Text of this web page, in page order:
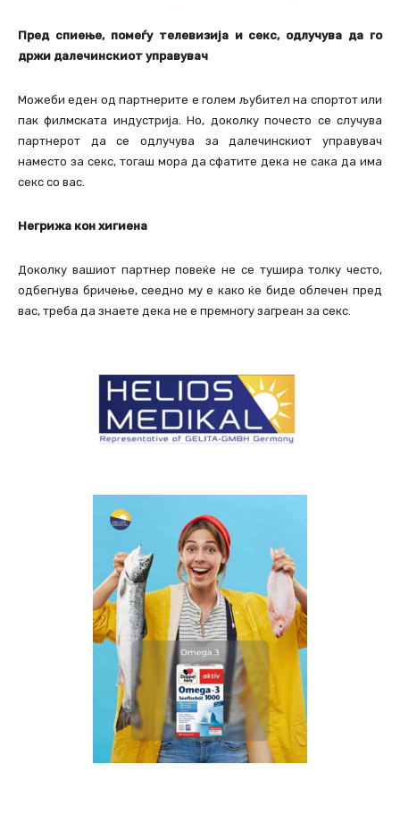
Пред спиење, помеѓу телевизија и секс, одлучува да го
држи далечинскиот управувач
Можеби еден од партнерите е голем љубител на спортот или
пак филмската индустрија. Но, доколку почесто се случува
партнерот да се одлучува за далечинскиот управувач
наместо за секс, тогаш мора да сфатите дека не сака да има
секс со вас.
Негрижа кон хигиена
Доколку вашиот партнер повеќе не се тушира толку често,
одбегнува бричење, сеедно му е како ќе биде облечен пред
вас, треба да знаете дека не е премногу загреан за секс.